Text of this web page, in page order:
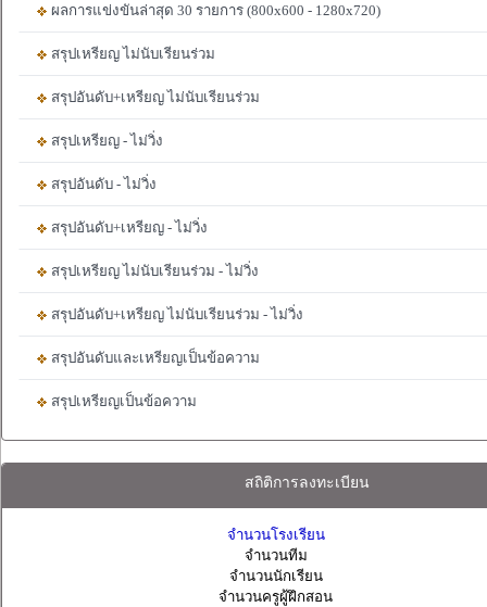
ผลการแข่งขันล่าสุด 30 รายการ (800x600 - 1280x720)
สรุปเหรียญ ไม่นับเรียนร่วม
สรุปอันดับ+เหรียญ ไม่นับเรียนร่วม
สรุปเหรียญ - ไม่วิ่ง
สรุปอันดับ - ไม่วิ่ง
สรุปอันดับ+เหรียญ - ไม่วิ่ง
สรุปเหรียญ ไม่นับเรียนร่วม - ไม่วิ่ง
สรุปอันดับ+เหรียญ ไม่นับเรียนร่วม - ไม่วิ่ง
สรุปอันดับและเหรียญเป็นข้อความ
สรุปเหรียญเป็นข้อความ
สถิติการลงทะเบียน
จำนวนโรงเรียน
จำนวนทีม
จำนวนนักเรียน
จำนวนครูผู้ฝึกสอน